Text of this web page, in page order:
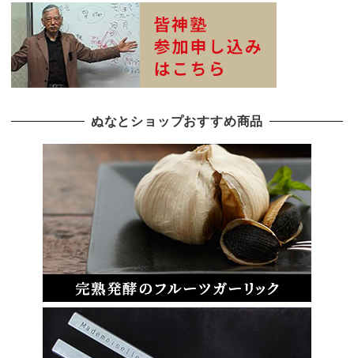
ぬなとショップおすすめ商品